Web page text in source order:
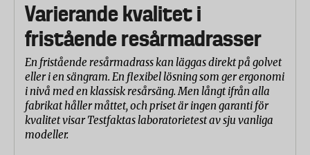
Varierande kvalitet i
fristående resårmadrasser
En fristående resårmadrass kan läggas direkt på golvet
eller i en sängram. En flexibel lösning som ger ergonomi
i nivå med en klassisk resårsäng. Men långt ifrån alla
fabrikat håller måttet, och priset är ingen garanti för
kvalitet visar Testfaktas laboratorietest av sju vanliga
modeller.